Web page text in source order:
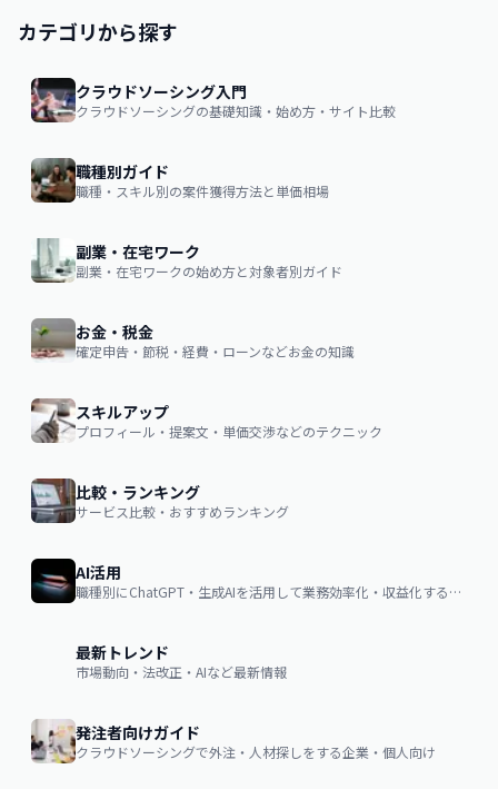
カテゴリから探す
クラウドソーシング入門
クラウドソーシングの基礎知識・始め方・サイト比較
職種別ガイド
職種・スキル別の案件獲得方法と単価相場
副業・在宅ワーク
副業・在宅ワークの始め方と対象者別ガイド
お金・税金
確定申告・節税・経費・ローンなどお金の知識
スキルアップ
プロフィール・提案文・単価交渉などのテクニック
比較・ランキング
サービス比較・おすすめランキング
AI活用
職種別にChatGPT・生成AIを活用して業務効率化・収益化するノウハウ
最新トレンド
市場動向・法改正・AIなど最新情報
発注者向けガイド
クラウドソーシングで外注・人材探しをする企業・個人向け